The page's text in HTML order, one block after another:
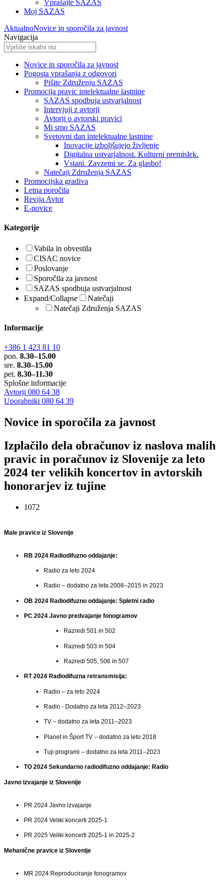
Vprašajte SAZAS
Moj SAZAS
AktualnoNovice in sporočila za javnost
Navigacija
Novice in sporočila za javnost
Pogosta vprašanja z odgovori
Pišite Združenju SAZAS
Promocija pravic intelektualne lastnine
SAZAS spodbuja ustvarjalnost
Intervjuji z avtorji
Avtorji o avtorski pravici
Mi smo SAZAS
Svetovni dan intelektualne lastnine
Inovacije izboljšujejo življenje
Digitalna ustvarjalnost. Kulturni premislek.
Vstani. Zavzemi se. Za glasbo!
Natečaji Združenja SAZAS
Promocijska gradiva
Letna poročila
Revija Avtor
E-novice
Kategorije
Vabila in obvestila
CISAC novice
Poslovanje
Sporočila za javnost
SAZAS spodbuja ustvarjalnost
Expand/Collapse
Natečaji
Natečaji Združenja SAZAS
Informacije
+386 1 423 81 10
pon. 8.30–15.00
sre. 8.30–15.00
pet. 8.30–11.30
Splošne informacije
Avtorji 080 64 38
Uporabniki 080 64 39
Novice in sporočila za javnost
Izplačilo dela obračunov iz naslova malih
pravic in poračunov iz Slovenije za leto
2024 ter velikih koncertov in avtorskih
honorarjev iz tujine
1072
Male pravice iz Slovenije
RB 2024 Radiodifuzno oddajanje:
Radio za leto 2024
Radio – dodatno za leta 2008–2015 in 2023
OB 2024 Radiodifuzno oddajanje: Spletni radio
PC 2024 Javno predvajanje fonogramov
Razredi 501 in 502
Razredi 503 in 504
Razredi 505, 506 in 507
RT 2024 Radiodifuzna retransmisija:
Radio – za leto 2024
Radio - Dodatno za leta 2012–2023
TV – dodatno za leta 2011–2023
Planet in Šport TV – dodatno za leto 2018
Tuji programi – dodatno za leta 2011–2023
TO 2024 Sekundarno radiodifuzno oddajanje: Radio
Javno izvajanje iz Slovenije
PR 2024 Javno izvajanje
PR 2024 Veliki koncerti 2025-1
PR 2025 Veliki koncerti 2025-1 in 2025-2
Mehanične pravice iz Slovenije
MR 2024 Reproduciranje fonogramov